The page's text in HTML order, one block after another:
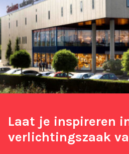
Laat je inspireren
verlichtingszaak